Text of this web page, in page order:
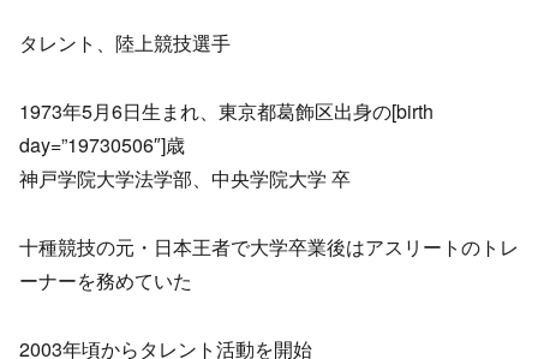
タレント、陸上競技選手
1973年5月6日生まれ、東京都葛飾区出身の[birth
day=”19730506″]歳
神戸学院大学法学部、中央学院大学 卒
十種競技の元・日本王者で大学卒業後はアスリートのトレ
ーナーを務めていた
2003年頃からタレント活動を開始